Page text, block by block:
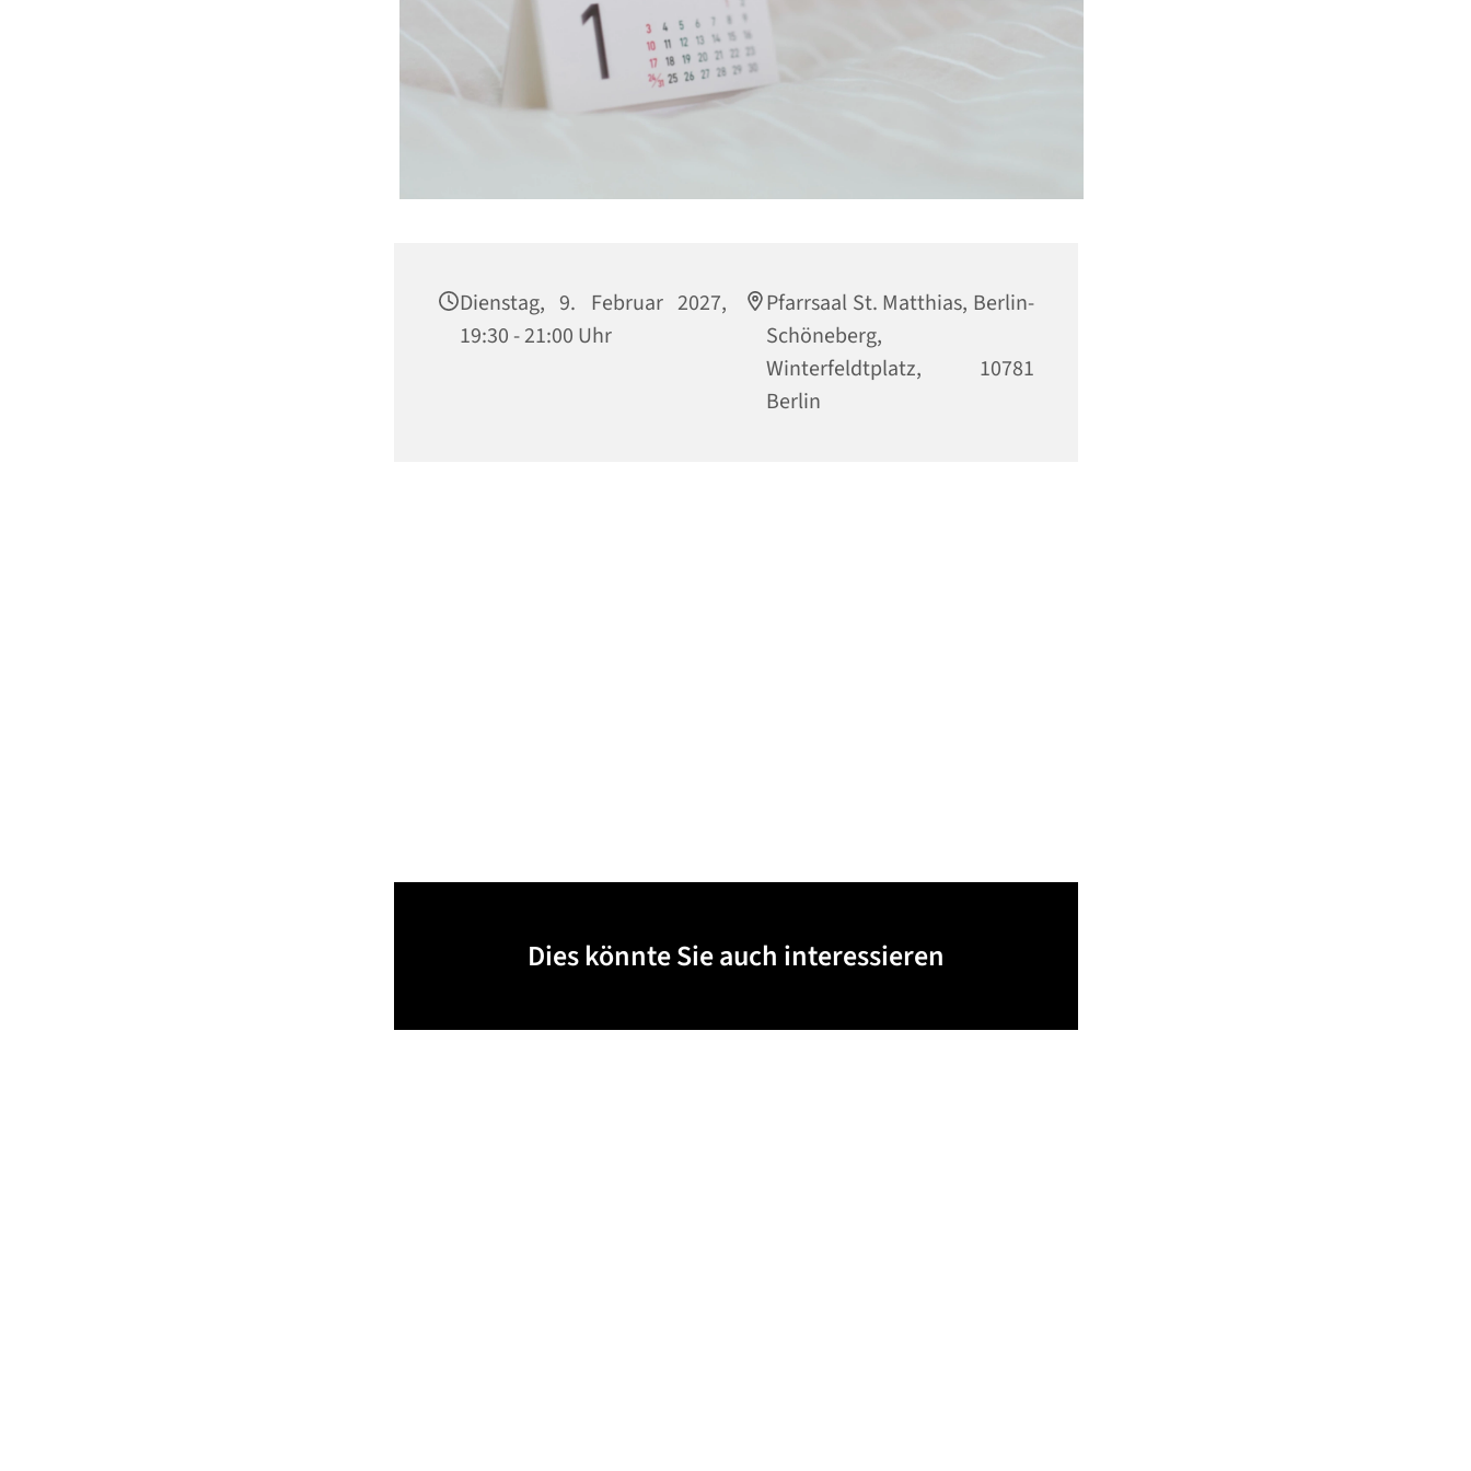
Dienstag, 9. Februar 2027,
19:30 - 21:00 Uhr
Pfarrsaal St. Matthias, Berlin-
Schöneberg,
Winterfeldtplatz, 10781
Berlin
Dies könnte Sie auch interessieren